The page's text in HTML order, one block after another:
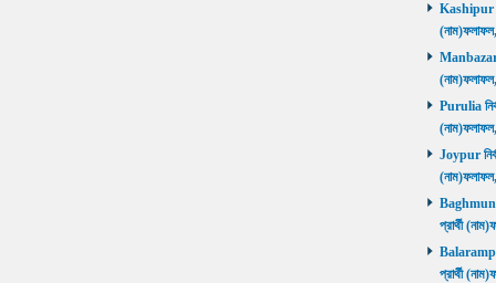
Kashipur
Manbazar
Purulia
Joypur
প্রার্থী
প্রার্থী